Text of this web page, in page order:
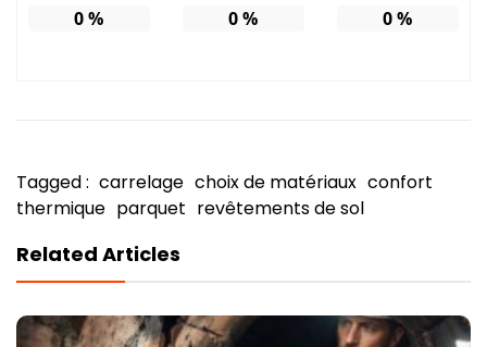
0% 0% 0%
Tagged : carrelage choix de matériaux confort
thermique parquet revêtements de sol
Related Articles